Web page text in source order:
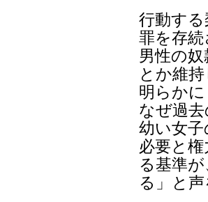
行動す
罪を存
男性の
とか維
明らか
なぜ過
幼い女
必要と
る基準
る」と声